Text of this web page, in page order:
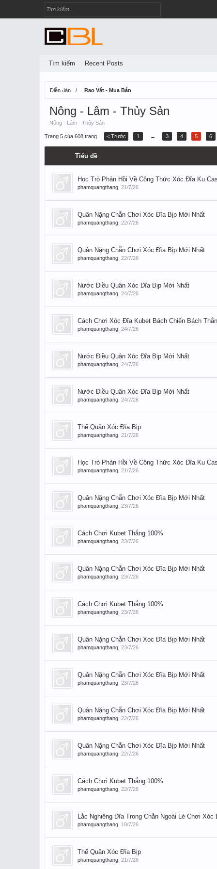
Diễn đàn Rao Vặt - Mua Bán
Nông - Lâm - Thủy Sản
Nông - Lâm - Thủy Sản
Trang 5 của 608 trang < Trước 1 ← 3 4 5 6
Tiêu đề
Học Trò Phản Hồi Về Công Thức Xóc Đĩa Ku
phamquangthang 21/7/26
Quân Nặng Chẵn Chơi Xóc Đĩa Bịp Mới Nhất
phamquangthang 22/7/26
Quân Nặng Chẵn Chơi Xóc Đĩa Bịp Mới Nhất
phamquangthang 22/7/26
Nước Điều Quân Xóc Đĩa Bịp Mới Nhất
phamquangthang 24/7/26
Cách Chơi Xóc Đĩa Kubet Bách Chiến Bách
phamquangthang 24/7/26
Nước Điều Quân Xóc Đĩa Bịp Mới Nhất
phamquangthang 24/7/26
Nước Điều Quân Xóc Đĩa Bịp Mới Nhất
phamquangthang 24/7/26
Thế Quân Xóc Đĩa Bịp
phamquangthang 21/7/26
Học Trò Phản Hồi Về Công Thức Xóc Đĩa Ku
phamquangthang 21/7/26
Quân Nặng Chẵn Chơi Xóc Đĩa Bịp Mới Nhất
phamquangthang 23/7/26
Cách Chơi Kubet Thắng 100%
phamquangthang 23/7/26
Quân Nặng Chẵn Chơi Xóc Đĩa Bịp Mới Nhất
phamquangthang 23/7/26
Cách Chơi Kubet Thắng 100%
phamquangthang 23/7/26
Quân Nặng Chẵn Chơi Xóc Đĩa Bịp Mới Nhất
phamquangthang 23/7/26
Quân Nặng Chẵn Chơi Xóc Đĩa Bịp Mới Nhất
phamquangthang 23/7/26
Quân Nặng Chẵn Chơi Xóc Đĩa Bịp Mới Nhất
phamquangthang 22/7/26
Quân Nặng Chẵn Chơi Xóc Đĩa Bịp Mới Nhất
phamquangthang 22/7/26
Cách Chơi Kubet Thắng 100%
phamquangthang 22/7/26
Lắc Nghiêng Đĩa Trong Chẵn Ngoài Lẻ Chơi Xóc
phamquangthang 18/7/26
Thế Quân Xóc Đĩa Bịp
phamquangthang 21/7/26
Tìm kiếm Recent Posts